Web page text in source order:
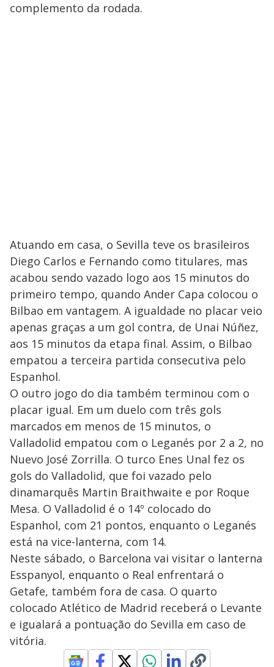
complemento da rodada.
Atuando em casa, o Sevilla teve os brasileiros
Diego Carlos e Fernando como titulares, mas
acabou sendo vazado logo aos 15 minutos do
primeiro tempo, quando Ander Capa colocou o
Bilbao em vantagem. A igualdade no placar veio
apenas graças a um gol contra, de Unai Núñez,
aos 15 minutos da etapa final. Assim, o Bilbao
empatou a terceira partida consecutiva pelo
Espanhol.
O outro jogo do dia também terminou com o
placar igual. Em um duelo com três gols
marcados em menos de 15 minutos, o
Valladolid empatou com o Leganés por 2 a 2, no
Nuevo José Zorrilla. O turco Enes Unal fez os
gols do Valladolid, que foi vazado pelo
dinamarquês Martin Braithwaite e por Roque
Mesa. O Valladolid é o 14º colocado do
Espanhol, com 21 pontos, enquanto o Leganés
está na vice-lanterna, com 14.
Neste sábado, o Barcelona vai visitar o lanterna
Esspanyol, enquanto o Real enfrentará o
Getafe, também fora de casa. O quarto
colocado Atlético de Madrid receberá o Levante
e igualará a pontuação do Sevilla em caso de
vitória.